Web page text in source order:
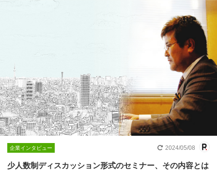
企業インタビュー 2024/05/08
少人数制ディスカッション形式のセミナー、その内容とは